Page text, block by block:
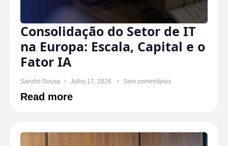
Consolidação do Setor de IT
na Europa: Escala, Capital e o
Fator IA
Sandro Sousa Julho 17, 2026 Sem comentários
Read more